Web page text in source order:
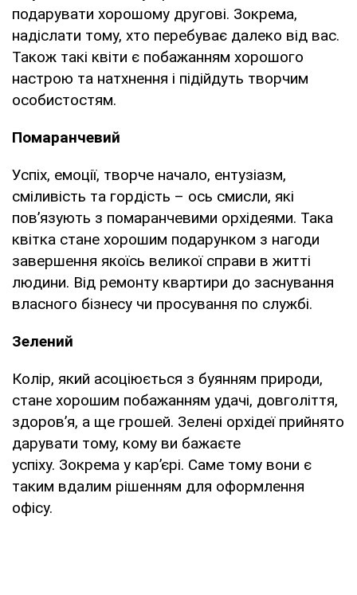
подарувати хорошому другові. Зокрема,
надіслати тому, хто перебуває далеко від вас.
Також такі квіти є побажанням хорошого
настрою та натхнення і підійдуть творчим
особистостям.
Помаранчевий
Успіх, емоції, творче начало, ентузіазм,
сміливість та гордість – ось смисли, які
пов’язують з помаранчевими орхідеями. Така
квітка стане хорошим подарунком з нагоди
завершення якоїсь великої справи в житті
людини. Від ремонту квартири до заснування
власного бізнесу чи просування по службі.
Зелений
Колір, який асоціюється з буянням природи,
стане хорошим побажанням удачі, довголіття,
здоров’я, а ще грошей. Зелені орхідеї прийнято
дарувати тому, кому ви бажаєте
успіху. Зокрема у кар’єрі. Саме тому вони є
таким вдалим рішенням для оформлення
офісу.